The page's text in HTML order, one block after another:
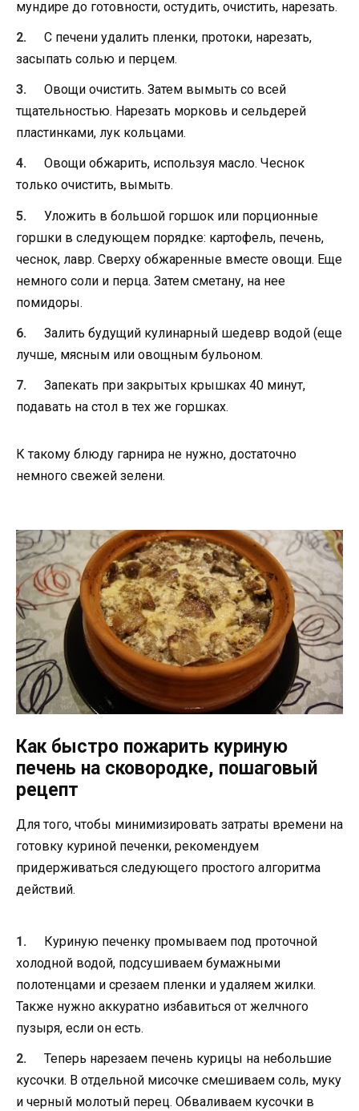
мундире до готовности, остудить, очистить, нарезать.
С печени удалить пленки, протоки, нарезать,
засыпать солью и перцем.
Овощи очистить. Затем вымыть со всей
тщательностью. Нарезать морковь и сельдерей
пластинками, лук кольцами.
Овощи обжарить, используя масло. Чеснок
только очистить, вымыть.
Уложить в большой горшок или порционные
горшки в следующем порядке: картофель, печень,
чеснок, лавр. Сверху обжаренные вместе овощи. Еще
немного соли и перца. Затем сметану, на нее
помидоры.
Залить будущий кулинарный шедевр водой (еще
лучше, мясным или овощным бульоном.
Запекать при закрытых крышках 40 минут,
подавать на стол в тех же горшках.
К такому блюду гарнира не нужно, достаточно
немного свежей зелени.
Как быстро пожарить куриную
печень на сковородке, пошаговый
рецепт
Для того, чтобы минимизировать затраты времени на
готовку куриной печенки, рекомендуем
придерживаться следующего простого алгоритма
действий.
Куриную печенку промываем под проточной
холодной водой, подсушиваем бумажными
полотенцами и срезаем пленки и удаляем жилки.
Также нужно аккуратно избавиться от желчного
пузыря, если он есть.
Теперь нарезаем печень курицы на небольшие
кусочки. В отдельной мисочке смешиваем соль, муку
и черный молотый перец. Обваливаем кусочки в